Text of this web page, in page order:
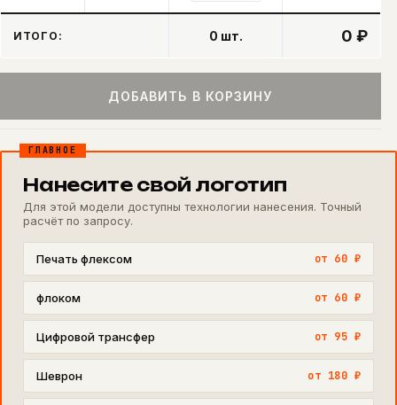
ИТОГО: 0 шт. 0 ₽
ДОБАВИТЬ В КОРЗИНУ
ГЛАВНОЕ
Нанесите свой логотип
Для этой модели доступны технологии нанесения. Точный
расчёт по запросу.
Печать флексом от 60 ₽
флоком от 60 ₽
Цифровой трансфер от 95 ₽
Шеврон от 180 ₽